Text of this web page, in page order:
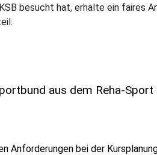
besucht hat, erhalte ein faires
aus dem Reha-Sport
Anforderungen bei der